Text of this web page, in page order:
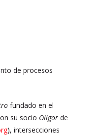
de procesos
fundado en el
su socio Oligor de
), intersecciones